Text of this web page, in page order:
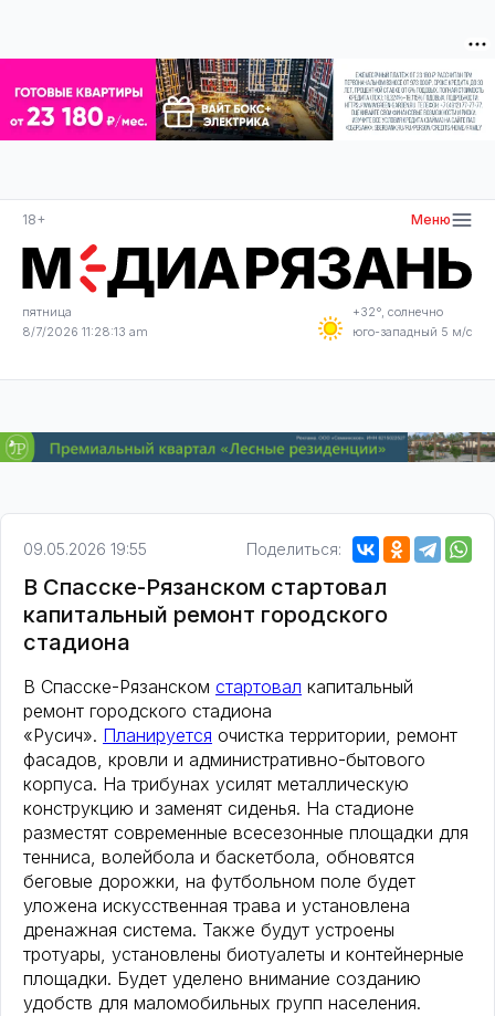
18+ Меню
пятница
8/7/2026 11:28:13 am
+32°, солнечно
юго-западный 5 м/с
09.05.2026 19:55 Поделиться:
В Спасске-Рязанском стартовал
капитальный ремонт городского
стадиона
В Спасске-Рязанском стартовал капитальный
ремонт городского стадиона
«Русич». Планируется очистка территории, ремонт
фасадов, кровли и административно-бытового
корпуса. На трибунах усилят металлическую
конструкцию и заменят сиденья. На стадионе
разместят современные всесезонные площадки для
тенниса, волейбола и баскетбола, обновятся
беговые дорожки, на футбольном поле будет
уложена искусственная трава и установлена
дренажная система. Также будут устроены
тротуары, установлены биотуалеты и контейнерные
площадки. Будет уделено внимание созданию
удобств для маломобильных групп населения.